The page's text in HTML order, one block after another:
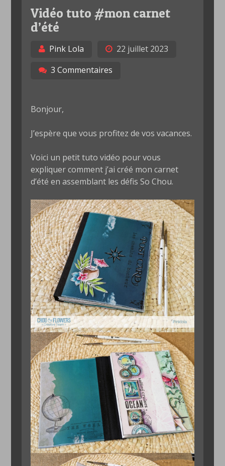
Vidéo tuto #mon carnet
d’été
Pink Lola
22 juillet 2023
3 Commentaires
Bonjour,
J’espère que vous profitez de vos vacances.
Voici un petit tuto vidéo pour vous
expliquer comment j’ai créé mon carnet
d’été en assemblant les défis So Chou.